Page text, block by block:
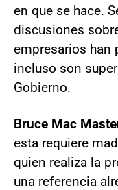
en que se hace.
discusiones
empresarios han
incluso son
Gobierno.
Bruce Mac
esta requiere
quien realiza la
una referencia